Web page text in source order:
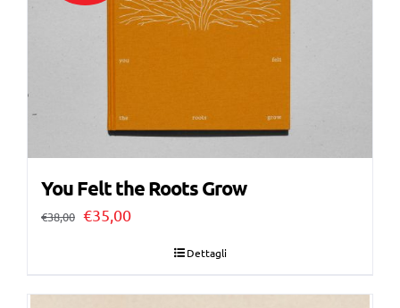
You Felt the Roots Grow
€38,00 Il
era:
€35,00Il
è:
Dettagli